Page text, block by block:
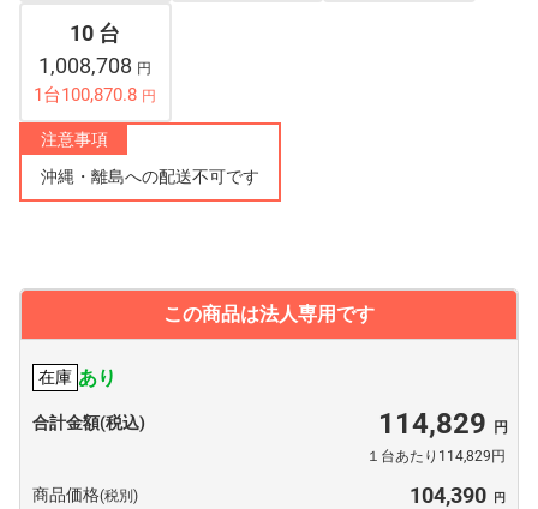
10 台
1,008,708 円
1台100,870.8 円
注意事項
沖縄・離島への配送不可です
この商品は法人専用です
在庫 あり
合計金額(税込) 114,829
１台あたり114,829円
商品価格(税別) 104,390